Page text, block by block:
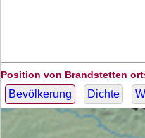
Position von Brandstetten
Bevölkerung Dichte